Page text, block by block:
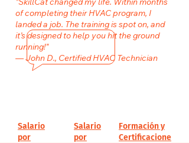
of completing their HVAC program, I
landed a job. The training is spot on, and
it’s designed to help you hit the ground
running!"
— John D., Certified HVAC Technician
Salario
por
Salario
por
Formación y
Certificacione